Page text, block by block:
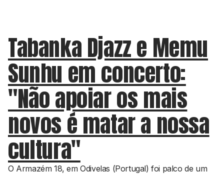
Tabanka Djazz e Memu
Sunhu em concerto:
"Não apoiar os mais
novos é matar a nossa
cultura"
O Armazém 18, em Odivelas (Portugal) foi palco de um